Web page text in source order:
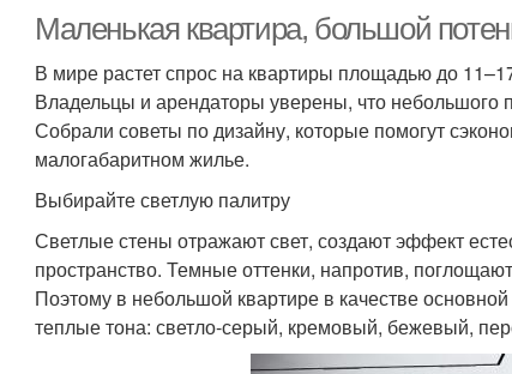
Маленькая квартира, большой
В мире растет спрос на квартиры площадью до
Владельцы и арендаторы уверены, что небольшого
Собрали советы по дизайну, которые помогут
малогабаритном жилье.
Выбирайте светлую палитру
Светлые стены отражают свет, создают эффект
пространство. Темные оттенки, напротив,
Поэтому в небольшой квартире в качестве
теплые тона: светло-серый, кремовый, бежевый,